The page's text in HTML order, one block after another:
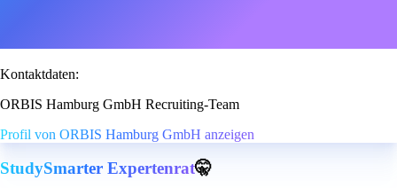
Kontaktdaten:
ORBIS Hamburg GmbH Recruiting-Team
Profil von ORBIS Hamburg GmbH anzeigen
StudySmarter Expertenrat🤫